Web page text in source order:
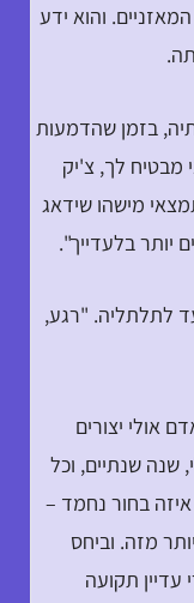
והוא ידע
בזמן שהדמעות
מבטיח לך, צ'יק
מישהו שידאג
יותר בלעדייך".
לתלתליה. "רגע,
אולי יצורים
שנה שנתיים, וכל
בחור נחמד –
מזה. וביחס
תקועה